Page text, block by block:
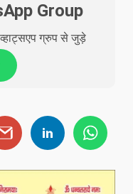
Group
व्हाट्सएप ग्रुप से जुड़े